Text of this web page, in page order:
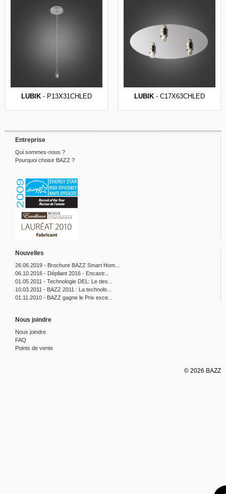
LUBIK - P13X31CHLED LUBIK - C17X63CHLED
Entreprise
Qui sommes-nous ?
Pourquoi choisir BAZZ ?
Nouvelles
26.06.2019 - Brochure BAZZ Smart Hom...
06.10.2016 - Dépliant 2016 - Encastr...
01.05.2011 - Technologie DEL: Le des...
10.03.2011 - BAZZ 2011 : La technolo...
01.11.2010 - BAZZ gagne le Prix exce...
Nous joindre
Nous joindre
FAQ
Points de vente
© 2026 BAZZ